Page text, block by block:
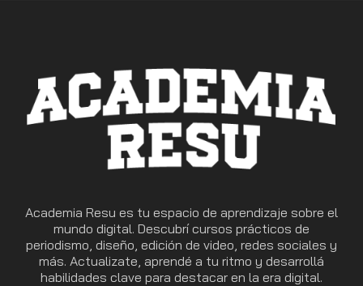
Academia Resu es tu espacio de aprendizaje sobre el
mundo digital. Descubrí cursos prácticos de
periodismo, diseño, edición de video, redes sociales y
más. Actualizate, aprendé a tu ritmo y desarrollá
habilidades clave para destacar en la era digital.